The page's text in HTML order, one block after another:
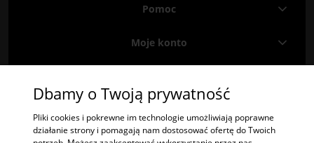
Pomoc
Moje konto
Znajdź nas naFacebookuiInstagramie
Dbamy o Twoją prywatność
Pliki cookies i pokrewne im technologie umożliwiają poprawne
działanie strony i pomagają nam dostosować ofertę do Twoich